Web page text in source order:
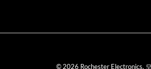
© 2026 Rochester Electronics.